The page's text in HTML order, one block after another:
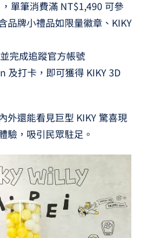
單筆消費滿 NT$1,490 可參
品牌小禮品如限量徽章、KIKY
完成追蹤官方帳號
打卡，即可獲得 KIKY 3D
外還能看見巨型 KIKY 驚喜現
驗，吸引民眾駐足。